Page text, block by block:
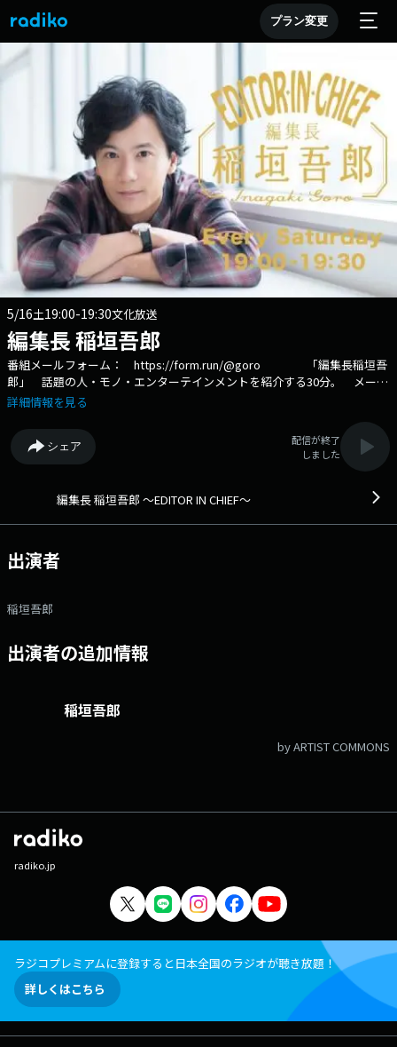
プラン変更
5/16土19:00-19:30文化放送
編集長 稲垣吾郎
番組メールフォーム： https://form.run/@goro 「編集長稲垣吾
郎」 話題の人・モノ・エンターテインメントを紹介する30分。 メール
やSNSで 編集会議に参加してください。 文化放送公式X（旧
ュタグは「#文化放送」 文化放送公式facebookページは
「https://www.facebook.com/1134joqr」 文化放送公式LINEは
「@joqr_916」
詳細情報を見る
シェア
配信が終了
しました
編集長 稲垣吾郎 ～EDITOR IN CHIEF～
出演者
稲垣吾郎
出演者の追加情報
稲垣吾郎
by ARTIST COMMONS
radiko.jp
ラジコプレミアムに登録すると日本全国のラジオが聴き放題！
詳しくはこちら